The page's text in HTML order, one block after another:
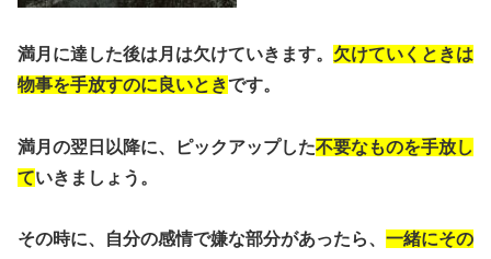
満月に達した後は月は欠けていきます。 欠けていくときは
物事を手放すのに良いときです。
満月の翌日以降に、ピックアップした不要なものを手放し
ていきましょう。
その時に、自分の感情で嫌な部分があったら、 一緒にその